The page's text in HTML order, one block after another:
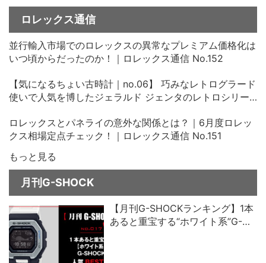
ロレックス通信
並行輸入市場でのロレックスの異常なプレミアム価格化は
いつ頃からだったのか！｜ロレックス通信 No.152
【気になるちょい古時計｜no.06】 巧みなレトログラード
使いで人気を博したジェラルド ジェンタのレトロシリー
ロレックスとパネライの意外な関係とは？｜6月度ロレッ
クス相場定点チェック！｜ロレックス通信 No.151
もっと見る
月刊G-SHOCK
【月刊G-SHOCKランキング】1本
あると重宝する“ホワイト系”G-